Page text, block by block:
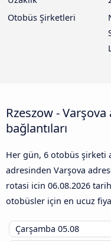
Otobüs Şirketleri
Rzeszow -
bağlantıları
Her gün, 6 otobüs şirketi
adresinden Varşova
rotasi icin 06.08.2026
otobüsler için en ucuz
Çarşamba 05.08